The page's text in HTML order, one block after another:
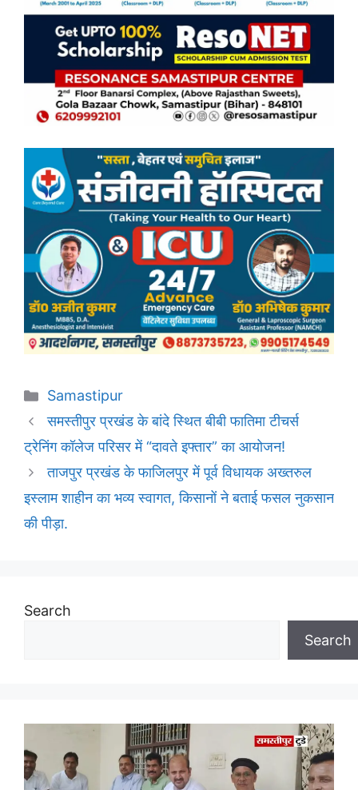
Categories
Samastipur
समस्तीपुर प्रखंड के बांदे स्थित बीबी फातिमा टीचर्स
ट्रेनिंग कॉलेज परिसर में “दावते इफ्तार” का आयोजन!
ताजपुर प्रखंड के फाजिलपुर में पूर्व विधायक अख्तरुल
इस्लाम शाहीन का भव्य स्वागत, किसानों ने बताई फसल नुकसान
की पीड़ा.
Search
Search